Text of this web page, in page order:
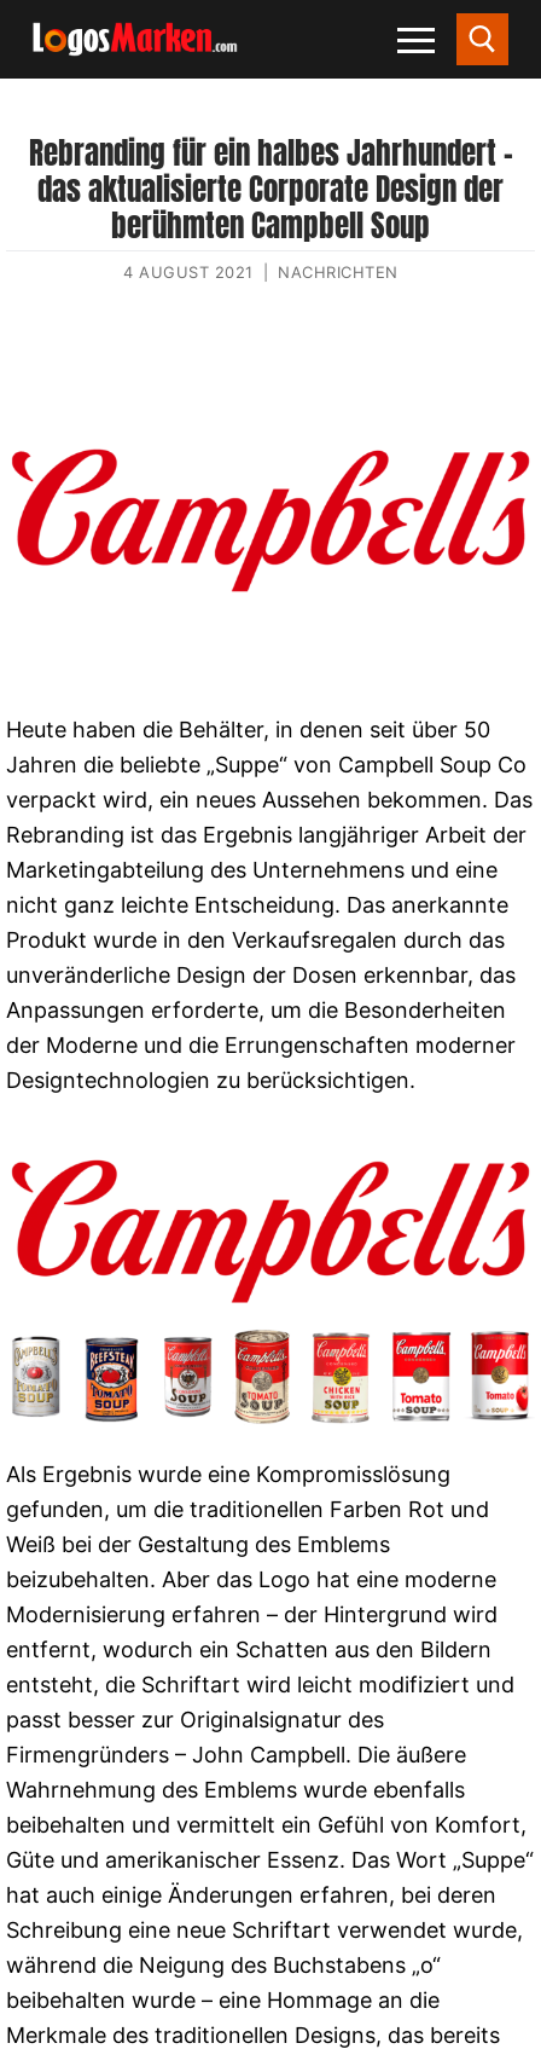
Rebranding für ein halbes Jahrhundert –
das aktualisierte Corporate Design der
berühmten Campbell Soup
4 AUGUST 2021 NACHRICHTEN
Heute haben die Behälter, in denen seit über 50
Jahren die beliebte „Suppe“ von Campbell Soup Co
verpackt wird, ein neues Aussehen bekommen. Das
Rebranding ist das Ergebnis langjähriger Arbeit der
Marketingabteilung des Unternehmens und eine
nicht ganz leichte Entscheidung. Das anerkannte
Produkt wurde in den Verkaufsregalen durch das
unveränderliche Design der Dosen erkennbar, das
Anpassungen erforderte, um die Besonderheiten
der Moderne und die Errungenschaften moderner
Designtechnologien zu berücksichtigen.
Als Ergebnis wurde eine Kompromisslösung
gefunden, um die traditionellen Farben Rot und
Weiß bei der Gestaltung des Emblems
beizubehalten. Aber das Logo hat eine moderne
Modernisierung erfahren – der Hintergrund wird
entfernt, wodurch ein Schatten aus den Bildern
entsteht, die Schriftart wird leicht modifiziert und
passt besser zur Originalsignatur des
Firmengründers – John Campbell. Die äußere
Wahrnehmung des Emblems wurde ebenfalls
beibehalten und vermittelt ein Gefühl von Komfort,
Güte und amerikanischer Essenz. Das Wort „Suppe“
hat auch einige Änderungen erfahren, bei deren
Schreibung eine neue Schriftart verwendet wurde,
während die Neigung des Buchstabens „o“
beibehalten wurde – eine Hommage an die
Merkmale des traditionellen Designs, das bereits